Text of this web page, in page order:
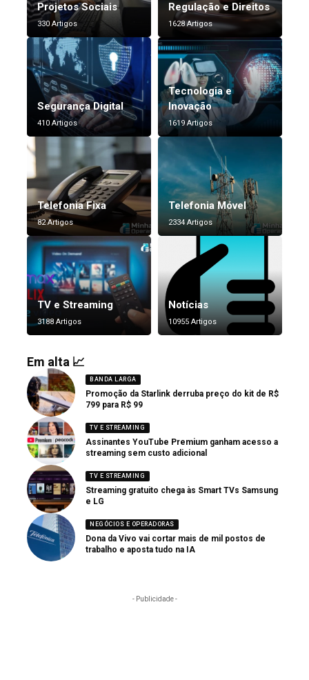
Projetos Sociais
330 Artigos
Regulação e Direitos
1628 Artigos
Segurança Digital
410 Artigos
Tecnologia e
Inovação
1619 Artigos
Telefonia Fixa
82 Artigos
Telefonia Móvel
2334 Artigos
TV e Streaming
3188 Artigos
Notícias
10955 Artigos
Em alta 📈
BANDA LARGA
Promoção da Starlink derruba preço do kit de R$
799 para R$ 99
TV E STREAMING
Assinantes YouTube Premium ganham acesso a
streaming sem custo adicional
TV E STREAMING
Streaming gratuito chega às Smart TVs Samsung
e LG
NEGÓCIOS E OPERADORAS
Dona da Vivo vai cortar mais de mil postos de
trabalho e aposta tudo na IA
- Publicidade -